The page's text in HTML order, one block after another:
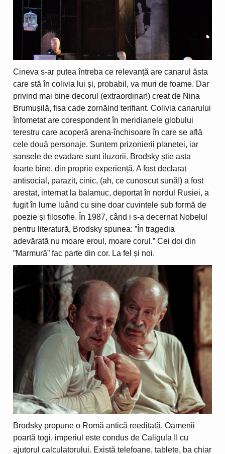
Cineva s-ar putea întreba ce relevanță are canarul ăsta
care stă în colivia lui și, probabil, va muri de foame. Dar
privind mai bine decorul (extraordinar!) creat de Nina
Brumușilă, fisa cade zornăind terifiant. Colivia canarului
înfometat are corespondent în meridianele globului
terestru care acoperă arena-închisoare în care se află
cele două personaje. Suntem prizonierii planetei, iar
șansele de evadare sunt iluzorii. Brodsky știe asta
foarte bine, din proprie experiență. A fost declarat
antisocial, parazit, cinic, (ah, ce cunoscut sună!) a fost
arestat, internat la balamuc, deportat în nordul Rusiei, a
fugit în lume luând cu sine doar cuvintele sub formă de
poezie și filosofie. În 1987, când i s-a decernat Nobelul
pentru literatură, Brodsky spunea: ”În tragedia
adevărată nu moare eroul, moare corul.” Cei doi din
”Marmură” fac parte din cor. La fel și noi.
Brodsky propune o Romă antică reeditată. Oamenii
poartă togi, imperiul este condus de Caligula II cu
ajutorul calculatorului. Există telefoane, tablete, ba chiar